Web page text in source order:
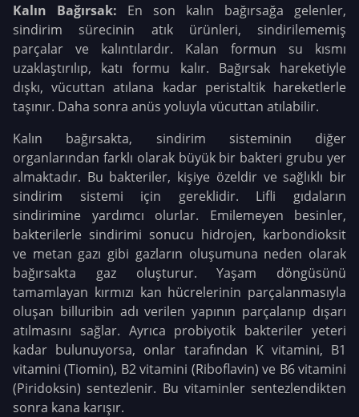
Kalın Bağırsak: En son kalın bağırsağa gelenler,
sindirim sürecinin atık ürünleri, sindirilememiş
parçalar ve kalıntılardır. Kalan formun su kısmı
uzaklaştırılıp, katı formu kalır. Bağırsak hareketiyle
dışkı, vücuttan atılana kadar peristaltik hareketlerle
taşınır. Daha sonra anüs yoluyla vücuttan atılabilir.
Kalın bağırsakta, sindirim sisteminin diğer
organlarından farklı olarak büyük bir bakteri grubu yer
almaktadır. Bu bakteriler, kişiye özeldir ve sağlıklı bir
sindirim sistemi için gereklidir. Lifli gıdaların
sindirimine yardımcı olurlar. Emilemeyen besinler,
bakterilerle sindirimi sonucu hidrojen, karbondioksit
ve metan gazı gibi gazların oluşumuna neden olarak
bağırsakta gaz oluşturur. Yaşam döngüsünü
tamamlayan kırmızı kan hücrelerinin parçalanmasıyla
oluşan billuribin adı verilen yapının parçalanıp dışarı
atılmasını sağlar. Ayrıca probiyotik bakteriler yeteri
kadar bulunuyorsa, onlar tarafından K vitamini, B1
vitamini (Tiomin), B2 vitamini (Riboflavin) ve B6 vitamini
(Piridoksin) sentezlenir. Bu vitaminler sentezlendikten
sonra kana karışır.